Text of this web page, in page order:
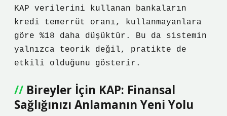
KAP verilerini kullanan bankaların
kredi temerrüt oranı, kullanmayanlara
göre %18 daha düşüktür. Bu da sistemin
yalnızca teorik değil, pratikte de
etkili olduğunu gösterir.
Bireyler İçin KAP: Finansal
Sağlığınızı Anlamanın Yeni Yolu